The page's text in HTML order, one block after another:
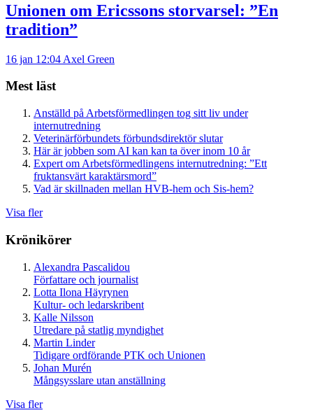
Unionen om Ericssons storvarsel: ”En
tradition”
16 jan 12:04 Axel Green
Mest läst
Anställd på Arbetsförmedlingen tog sitt liv under
internutredning
Veterinärförbundets förbundsdirektör slutar
Här är jobben som AI kan kan ta över inom 10 år
Expert om Arbetsförmedlingens internutredning: ”Ett
fruktansvärt karaktärsmord”
Vad är skillnaden mellan HVB-hem och Sis-hem?
Visa fler
Krönikörer
Alexandra Pascalidou
Författare och journalist
Lotta Ilona Häyrynen
Kultur- och ledarskribent
Kalle Nilsson
Utredare på statlig myndighet
Martin Linder
Tidigare ordförande PTK och Unionen
Johan Murén
Mångsysslare utan anställning
Visa fler